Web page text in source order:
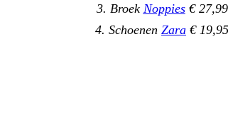
3. Broek Noppies€ 27,99
4. Schoenen Zara € 19,95